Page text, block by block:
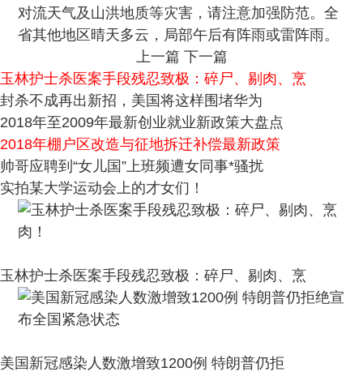
对流天气及山洪地质等灾害，请注意加强防范。全
省其他地区晴天多云，局部午后有阵雨或雷阵雨。
上一篇 下一篇
玉林护士杀医案手段残忍致极：碎尸、剔肉、烹
封杀不成再出新招，美国将这样围堵华为
2018年至2009年最新创业就业新政策大盘点
2018年棚户区改造与征地拆迁补偿最新政策
帅哥应聘到“女儿国”上班频遭女同事*骚扰
实拍某大学运动会上的才女们！
玉林护士杀医案手段残忍致极：碎尸、剔肉、烹
美国新冠感染人数激增致1200例 特朗普仍拒